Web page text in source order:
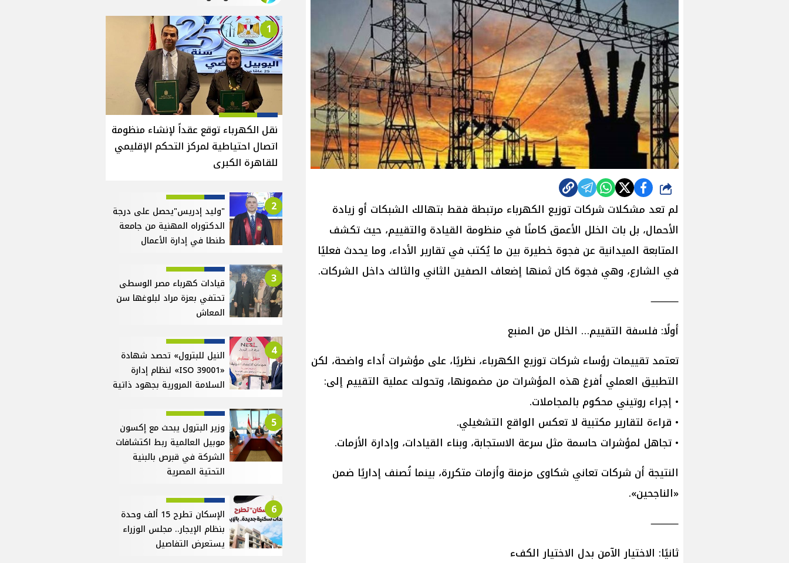
شارك
لم تعد مشكلات شركات توزيع الكهرباء مرتبطة فقط بتهالك الشبكات أو زيادة
الأحمال، بل بات الخلل الأعمق كامنًا في منظومة القيادة والتقييم، حيث تكشف
المتابعة الميدانية عن فجوة خطيرة بين ما يُكتب في تقارير الأداء، وما يحدث فعليًا
في الشارع، وهي فجوة كان ثمنها إضعاف الصفين الثاني والثالث داخل الشركات.
⸻
أولًا: فلسفة التقييم… الخلل من المنبع
تعتمد تقييمات رؤساء شركات توزيع الكهرباء، نظريًا، على مؤشرات أداء واضحة، لكن
التطبيق العملي أفرغ هذه المؤشرات من مضمونها، وتحولت عملية التقييم إلى:
• إجراء روتيني محكوم بالمجاملات.
• قراءة لتقارير مكتبية لا تعكس الواقع التشغيلي.
• تجاهل لمؤشرات حاسمة مثل سرعة الاستجابة، وبناء القيادات، وإدارة الأزمات.
النتيجة أن شركات تعاني شكاوى مزمنة وأزمات متكررة، بينما تُصنف إداريًا ضمن
«الناجحين».
⸻
ثانيًا: الاختيار الآمن بدل الاختيار الكفء
1
نقل الكهرباء توقع عقداً لإنشاء منظومة
اتصال احتياطية لمركز التحكم الإقليمي
للقاهرة الكبرى
2
"وليد إدريس"يحصل على درجة
الدكتوراه المهنية من جامعة
طنطا في إدارة الأعمال
3
قيادات كهرباء مصر الوسطى
تحتفي بعزة مراد لبلوغها سن
المعاش
4
النيل للبترول» تحصد شهادة
«ISO 39001» لنظام إدارة
السلامة المرورية بجهود ذاتية
5
وزير البترول يبحث مع إكسون
موبيل العالمية ربط اكتشافات
الشركة في قبرص بالبنية
التحتية المصرية
6
الإسكان تطرح 15 ألف وحدة
بنظام الإيجار.. مجلس الوزراء
يستعرض التفاصيل